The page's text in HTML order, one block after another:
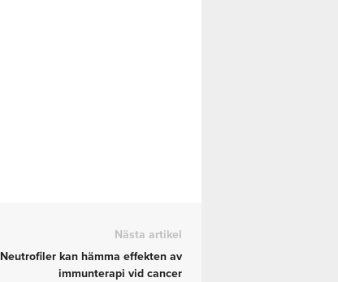
Nästa artikel
Neutrofiler kan hämma effekten av
immunterapi vid cancer